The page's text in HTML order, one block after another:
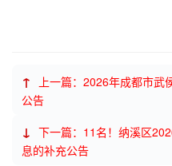
↑
上一篇：2026年成都市
公告
↓ 下一篇：11名！纳溪区
息的补充公告